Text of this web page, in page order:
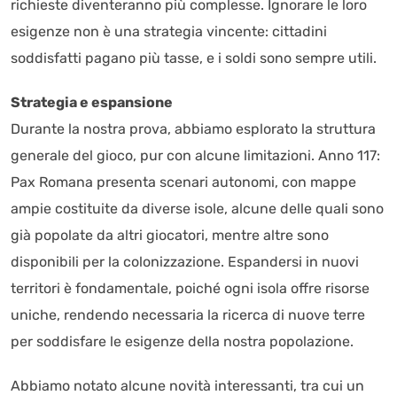
richieste diventeranno più complesse. Ignorare le loro
esigenze non è una strategia vincente: cittadini
soddisfatti pagano più tasse, e i soldi sono sempre utili.
Strategia e espansione
Durante la nostra prova, abbiamo esplorato la struttura
generale del gioco, pur con alcune limitazioni. Anno 117:
Pax Romana presenta scenari autonomi, con mappe
ampie costituite da diverse isole, alcune delle quali sono
già popolate da altri giocatori, mentre altre sono
disponibili per la colonizzazione. Espandersi in nuovi
territori è fondamentale, poiché ogni isola offre risorse
uniche, rendendo necessaria la ricerca di nuove terre
per soddisfare le esigenze della nostra popolazione.
Abbiamo notato alcune novità interessanti, tra cui un